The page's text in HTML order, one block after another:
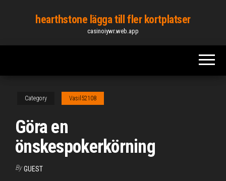
content
hearthstone lägga till fler kortplatser
casinoiywr.web.app
Category Vasil52108
Göra en
önskespokerkörning
By GUEST